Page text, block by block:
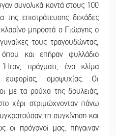
συνολικά κοντά στους 100
της επιστράτευσης δεκάδες
μπροστά ο Γιώργης ο
τους τραγουδώντας,
και επήραν φυλλάδιο
πράγματι, ένα κλίμα
ομοψυχίας. Οι
με τα ρούχα της δουλειάς,
χέρι στριμώχνονταν πάνω
τη συγκίνηση και
πρόγονοί μας, πήγαιναν